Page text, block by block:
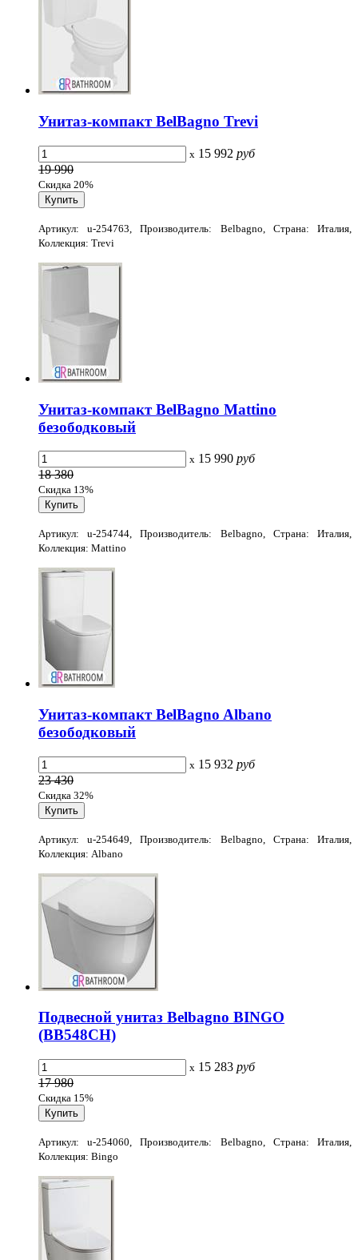
Унитаз-компакт BelBagno Trevi
x 15 992 руб
19 990
Скидка 20%
Артикул: u-254763, Производитель: Belbagno, Страна: Италия,
Коллекция: Trevi
Унитаз-компакт BelBagno Mattino
безободковый
x 15 990 руб
18 380
Скидка 13%
Артикул: u-254744, Производитель: Belbagno, Страна: Италия,
Коллекция: Mattino
Унитаз-компакт BelBagno Albano
безободковый
x 15 932 руб
23 430
Скидка 32%
Артикул: u-254649, Производитель: Belbagno, Страна: Италия,
Коллекция: Albano
Подвесной унитаз Belbagno BINGO
(BB548CH)
x 15 283 руб
17 980
Скидка 15%
Артикул: u-254060, Производитель: Belbagno, Страна: Италия,
Коллекция: Bingo